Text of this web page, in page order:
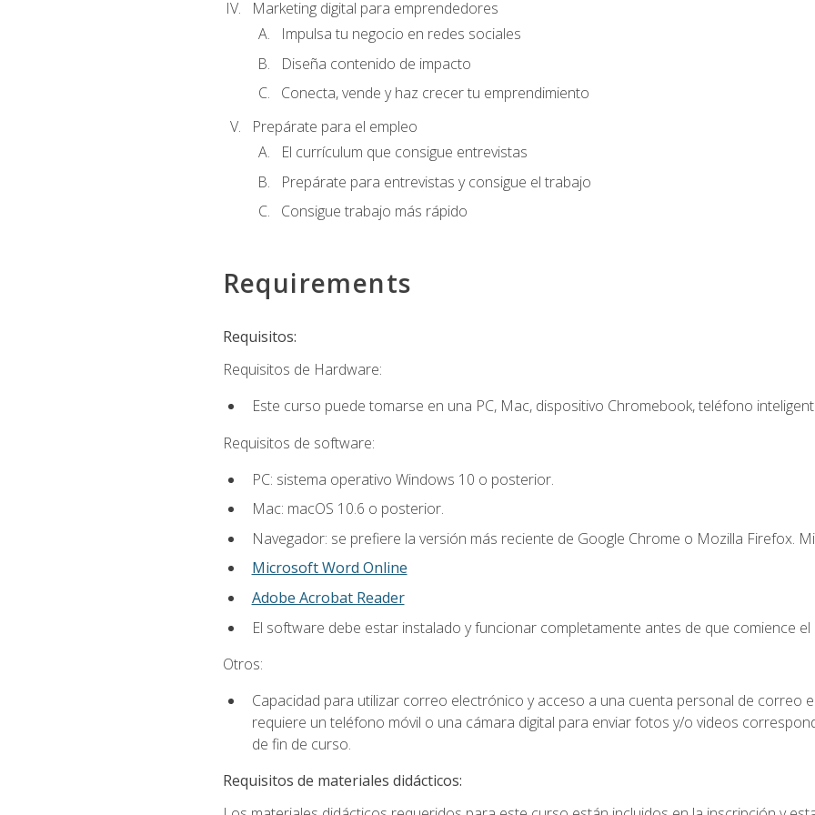
Marketing digital para emprendedores
Impulsa tu negocio en redes sociales
Diseña contenido de impacto
Conecta, vende y haz crecer tu emprendimiento
Prepárate para el empleo
El currículum que consigue entrevistas
Prepárate para entrevistas y consigue el trabajo
Consigue trabajo más rápido
Requirements
Requisitos:
Requisitos de Hardware:
Este curso puede tomarse en una PC, Mac, dispositivo Chromebook, teléfono
Requisitos de software:
PC: sistema operativo Windows 10 o posterior.
Mac: macOS 10.6 o posterior.
Navegador: se prefiere la versión más reciente de Google Chrome o Mozilla Firefox.
Microsoft Word Online
Adobe Acrobat Reader
El software debe estar instalado y funcionar completamente antes de que comience el
Otros:
Capacidad para utilizar correo electrónico y acceso a una cuenta personal de correo
requiere un teléfono móvil o una cámara digital para enviar fotos y/o videos
de fin de curso.
Requisitos de materiales didácticos: